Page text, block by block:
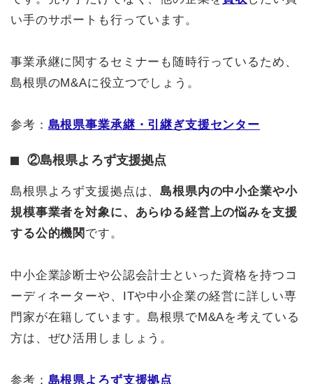
い手のサポートも行っています。
事業承継に関するセミナーも随時行っているため、
島根県のM&Aに役立つでしょう。
参考： 島根県事業承継・引継ぎ支援センター
②島根県よろず支援拠点
島根県よろず支援拠点は、島根県内の中小企業や小
規模事業者を対象に、あらゆる経営上の悩みを支援
する公的機関 です。
中小企業診断士や公認会計士といった資格を持つコ
ーディネーターや、ITや中小企業の経営に詳しい専
門家が在籍しています。島根県でM&Aを考えている
方は、ぜひ活用しましょう。
参考： 島根県よろず支援拠点